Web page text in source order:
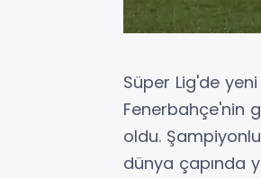
Süper Lig'de
Fenerbahçe'nin
oldu.
dünya çapında